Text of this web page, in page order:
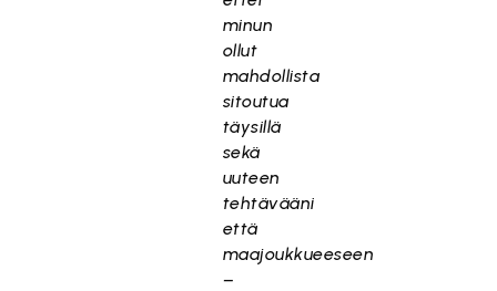
minun
ollut
mahdollista
sitoutua
täysillä
sekä
uuteen
tehtävääni
että
maajoukkueeseen
–